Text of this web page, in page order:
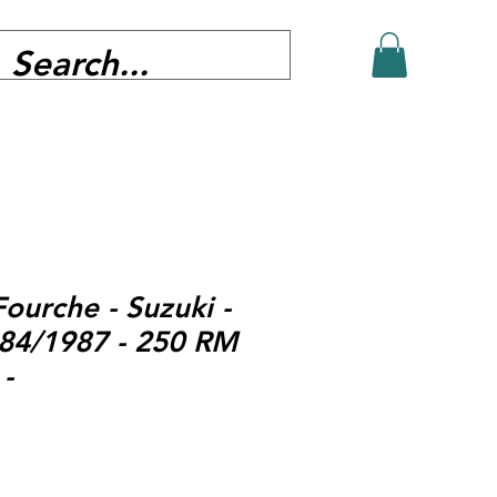
- Suzuki -
1987 - 250 RM